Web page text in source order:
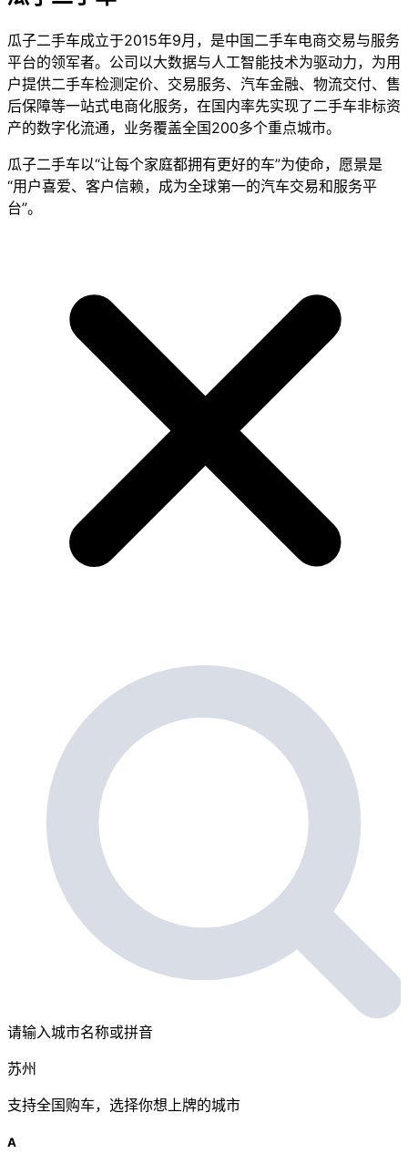
瓜子二手车成立于2015年9月，是中国二手车电商交易与服务
平台的领军者。公司以大数据与人工智能技术为驱动力，为用
户提供二手车检测定价、交易服务、汽车金融、物流交付、售
后保障等一站式电商化服务，在国内率先实现了二手车非标资
产的数字化流通，业务覆盖全国200多个重点城市。
瓜子二手车以“让每个家庭都拥有更好的车”为使命，愿景是
“用户喜爱、客户信赖，成为全球第一的汽车交易和服务平
台”。
请输入城市名称或拼音
苏州
支持全国购车，选择你想上牌的城市
A